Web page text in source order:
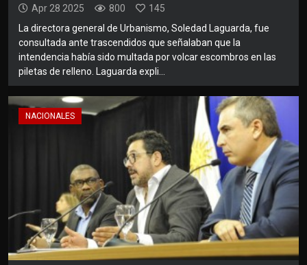
Apr 28 2025 800
145
La directora general de Urbanismo, Soledad Laguarda, fue
consultada ante trascendidos que señalaban que la
intendencia había sido multada por volcar escombros en las
piletas de relleno. Laguarda expli...
NACIONALES